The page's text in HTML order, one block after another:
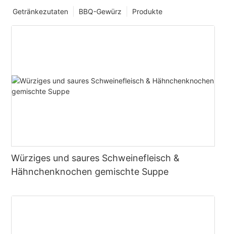
Produkte
BBQ-Gewürz
Getränkezutaten
Würziges und saures Schweinefleisch &
Hähnchenknochen gemischte Suppe